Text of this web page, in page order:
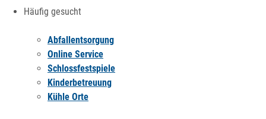
Häufig gesucht
Abfallentsorgung
Online Service
Schlossfestspiele
Kinderbetreuung
Kühle Orte